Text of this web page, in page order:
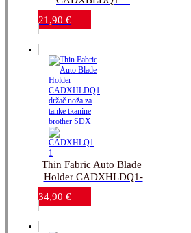
rezervni nož za tanke
tkanine brother SDX
21,90 €
Thin Fabric Auto Blade
Holder CADXHLDQ1-
držač noža za tanke
tkanine_brother SDX
34,90 €